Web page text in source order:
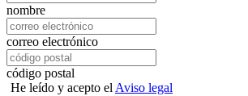
nombre
correo electrónico
código postal
He leído y acepto el Aviso legal